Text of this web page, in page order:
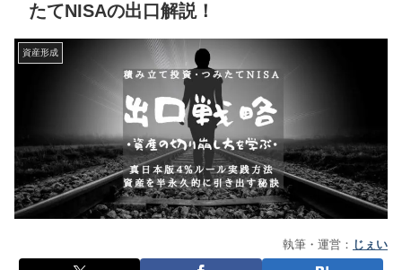
たてNISAの出口解説！
資産形成
執筆・運営： じぇい